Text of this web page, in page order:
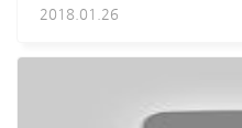
2018.01.26